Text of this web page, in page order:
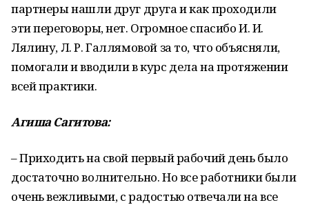
партнеры нашли друг друга и как проходили
эти переговоры, нет. Огромное спасибо И. И.
Лялину, Л. Р. Галлямовой за то, что объясняли,
помогали и вводили в курс дела на протяжении
всей практики.
Агиша Сагитова:
– Приходить на свой первый рабочий день было
достаточно волнительно. Но все работники были
очень вежливыми, с радостью отвечали на все